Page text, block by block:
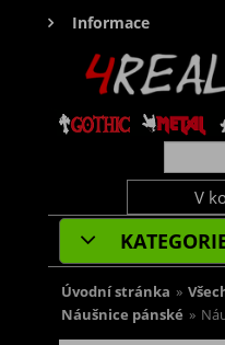
Informace
V
Úvodní stránka »
Náušnice pánské »